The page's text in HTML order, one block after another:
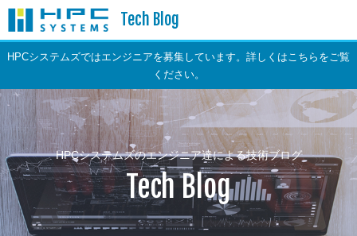
Tech Blog
HPCシステムズではエンジニアを募集しています。詳しくはこちらをご覧
ください。
HPCシステムズのエンジニア達による技術ブログ
Tech Blog